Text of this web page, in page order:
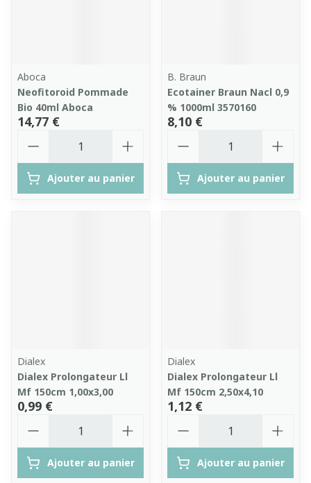
Aboca
Neofitoroid Pommade
Bio 40ml Aboca
14,77 €
Ajouter au panier
B. Braun
Ecotainer Braun Nacl 0,9
% 1000ml 3570160
8,10 €
Ajouter au panier
Dialex
Dialex Prolongateur Ll
Mf 150cm 1,00x3,00
0,99 €
Ajouter au panier
Dialex
Dialex Prolongateur Ll
Mf 150cm 2,50x4,10
1,12 €
Ajouter au panier